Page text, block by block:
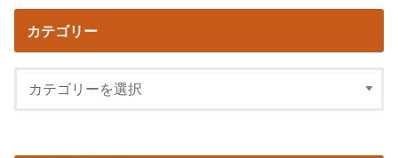
カテゴリー